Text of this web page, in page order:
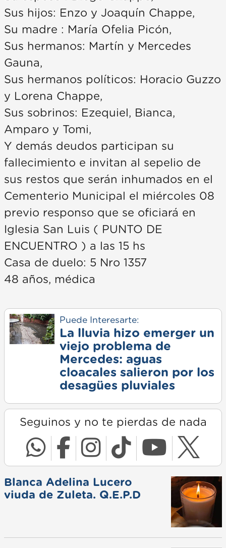
Sus hijos: Enzo y Joaquín Chappe,
Su madre : María Ofelia Picón,
Sus hermanos: Martín y Mercedes
Gauna,
Sus hermanos políticos: Horacio Guzzo
y Lorena Chappe,
Sus sobrinos: Ezequiel, Bianca,
Amparo y Tomi,
Y demás deudos participan su
fallecimiento e invitan al sepelio de
sus restos que serán inhumados en el
Cementerio Municipal el miércoles 08
previo responso que se oficiará en
Iglesia San Luis ( PUNTO DE
ENCUENTRO ) a las 15 hs
Casa de duelo: 5 Nro 1357
48 años, médica
Puede Interesarte:
La lluvia hizo emerger un
viejo problema de
Mercedes: aguas
cloacales salieron por los
desagües pluviales
Seguinos y no te pierdas de nada
Blanca Adelina Lucero
viuda de Zuleta. Q.E.P.D